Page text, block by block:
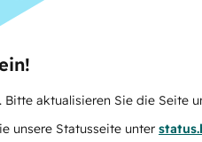
aktualisieren Sie die Seite
unsere Statusseite unter